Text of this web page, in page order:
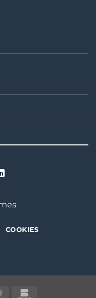
COOKIES
MasterCard